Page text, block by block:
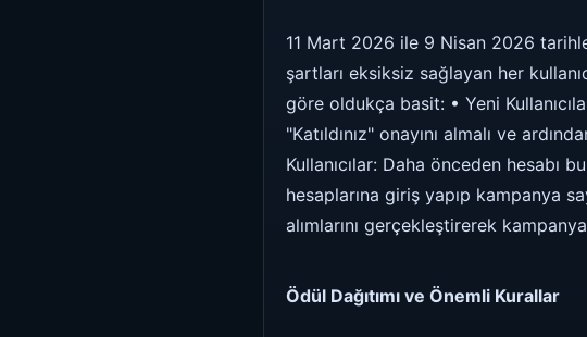
11 Mart 2026 ile 9 Nisan 2026
şartları eksiksiz sağlayan her
göre oldukça basit: • Yeni
"Katıldınız" onayını almalı ve
Kullanıcılar: Daha önceden hesabı
hesaplarına giriş yapıp kampanya
alımlarını gerçekleştirerek
Ödül Dağıtımı ve Önemli Kurallar